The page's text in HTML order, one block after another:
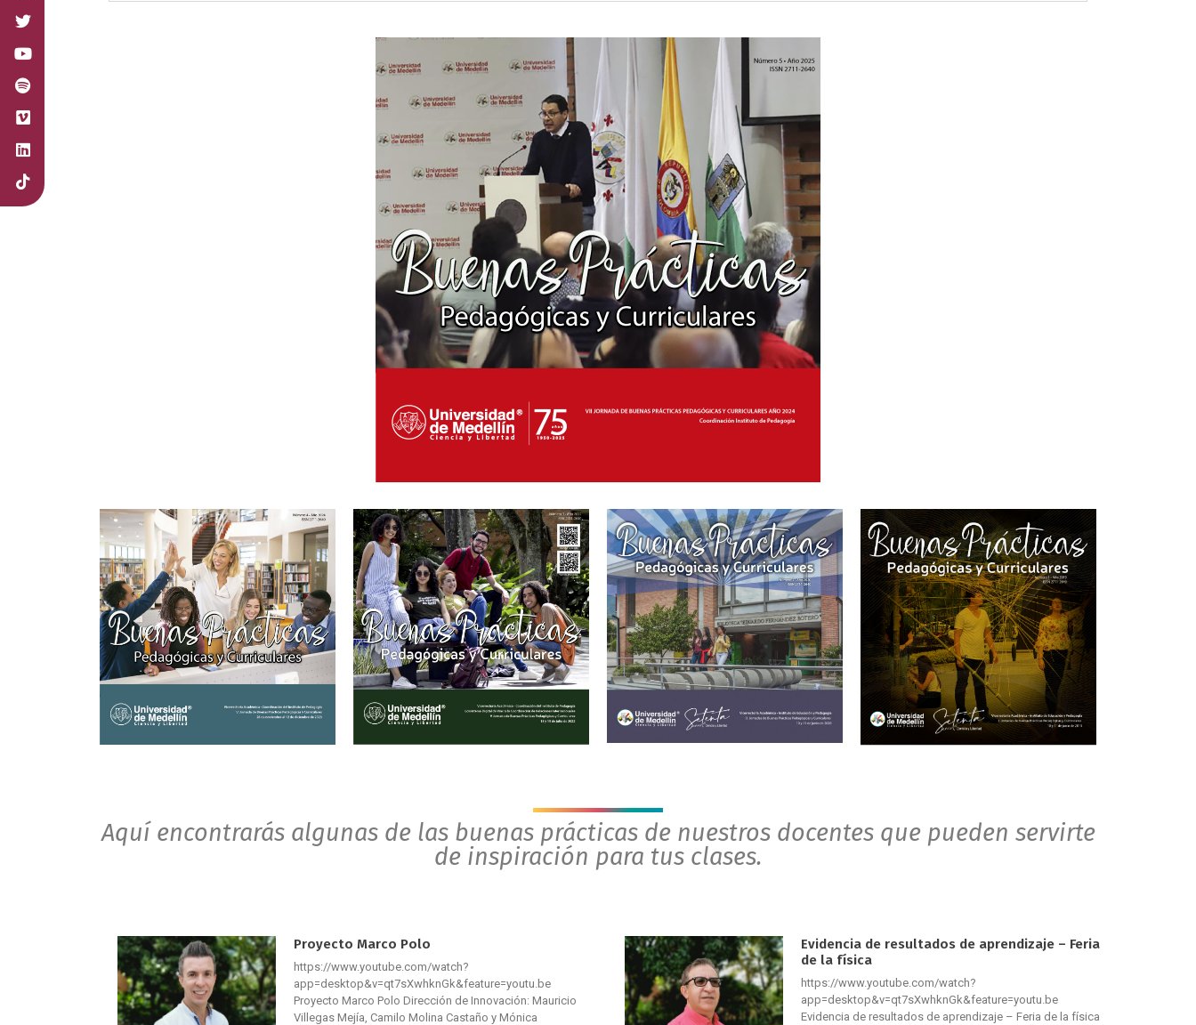
Aquí encontrarás algunas de las buenas prácticas de nuestros docentes que pueden servirte
de inspiración para tus clases.
Proyecto Marco Polo
https://www.youtube.com/watch?
app=desktop&v=qt7sXwhknGk&feature=youtu.be
Proyecto Marco Polo Dirección de Innovación: Mauricio
Villegas Mejía, Camilo Molina Castaño y Mónica
Evidencia de resultados de aprendizaje – Feria
de la física
https://www.youtube.com/watch?
app=desktop&v=qt7sXwhknGk&feature=youtu.be
Evidencia de resultados de aprendizaje – Feria de la física